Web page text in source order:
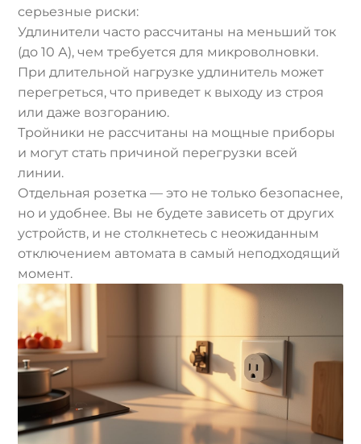
серьезные риски:
Удлинители часто рассчитаны на меньший ток
(до 10 А), чем требуется для микроволновки.
При длительной нагрузке удлинитель может
перегреться, что приведет к выходу из строя
или даже возгоранию.
Тройники не рассчитаны на мощные приборы
и могут стать причиной перегрузки всей
линии.
Отдельная розетка — это не только безопаснее,
но и удобнее. Вы не будете зависеть от других
устройств, и не столкнетесь с неожиданным
отключением автомата в самый неподходящий
момент.